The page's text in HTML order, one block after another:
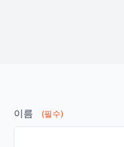
이름 (필수)